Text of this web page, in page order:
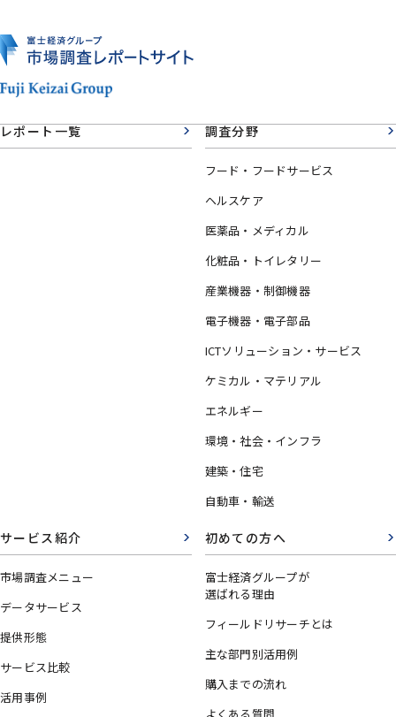
レポート一覧 調査分野
フード・フードサービス
ヘルスケア
医薬品・メディカル
化粧品・トイレタリー
産業機器・制御機器
電子機器・電子部品
ICTソリューション・サービス
ケミカル・マテリアル
エネルギー
環境・社会・インフラ
建築・住宅
自動車・輸送
サービス紹介
市場調査メニュー
データサービス
提供形態
サービス比較
活用事例
初めての方へ
富士経済グループが
選ばれる理由
フィールドリサーチとは
主な部門別活用例
購入までの流れ
よくある質問